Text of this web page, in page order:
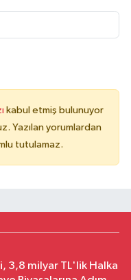
kabul etmiş bulunuyor
Yazılan yorumlardan
tutulamaz.
3,8 milyar TL'lik Halka